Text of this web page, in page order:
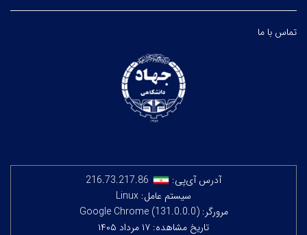
تماس با ما
آدرس آی‌پی:
216.73.217.86
سیستم عامل: Linux
مرورگر: Google Chrome (131.0.0.0)
تاریخ مشاهده: ۱۷ مرداد ۱۴۰۵